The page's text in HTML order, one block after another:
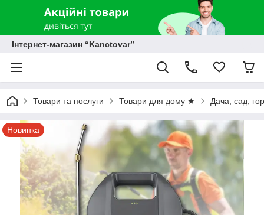
Інтернет-магазин “Kanctovar”
Товари та послуги Товари для дому ★ Дача, сад,
Новинка